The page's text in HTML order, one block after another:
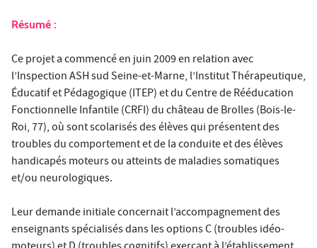
Résumé :
Ce projet a commencé en juin 2009 en relation avec
l’Inspection ASH sud Seine-et-Marne, l’Institut Thérapeutique,
Éducatif et Pédagogique (ITEP) et du Centre de Rééducation
Fonctionnelle Infantile (CRFI) du château de Brolles (Bois-le-
Roi, 77), où sont scolarisés des élèves qui présentent des
troubles du comportement et de la conduite et des élèves
handicapés moteurs ou atteints de maladies somatiques
et/ou neurologiques.
Leur demande initiale concernait l’accompagnement des
enseignants spécialisés dans les options C (troubles idéo-